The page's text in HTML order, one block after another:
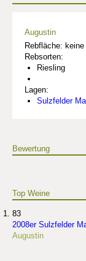
Augustin
Rebfläche: keine
Rebsorten:
Riesling
Lagen:
Sulzfelder
Bewertung
Top Weine
83
2008er Sulzfelder
Augustin